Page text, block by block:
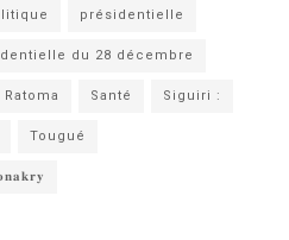
présidentielle
du 28 décembre
Ratoma Santé Siguiri :
Tougué